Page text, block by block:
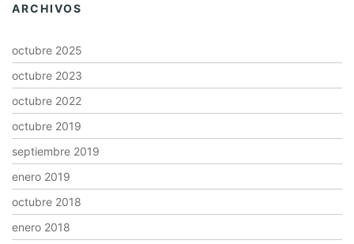
ARCHIVOS
octubre 2025
octubre 2023
octubre 2022
octubre 2019
septiembre 2019
enero 2019
octubre 2018
enero 2018